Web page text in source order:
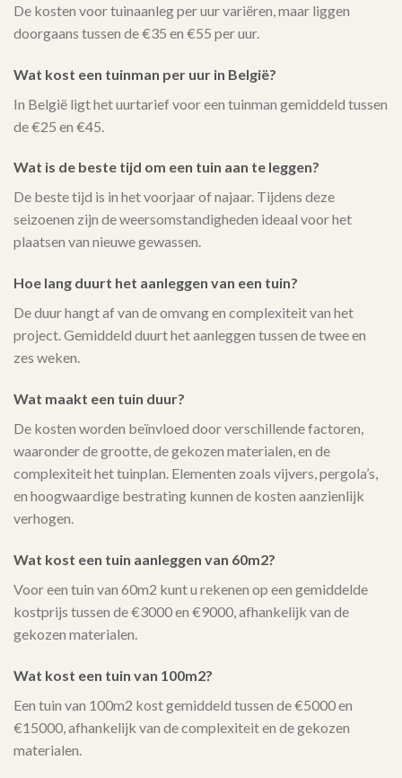
De kosten voor tuinaanleg per uur variëren, maar liggen
doorgaans tussen de €35 en €55 per uur.
Wat kost een tuinman per uur in België?
In België ligt het uurtarief voor een tuinman gemiddeld tussen
de €25 en €45.
Wat is de beste tijd om een tuin aan te leggen?
De beste tijd is in het voorjaar of najaar. Tijdens deze
seizoenen zijn de weersomstandigheden ideaal voor het
plaatsen van nieuwe gewassen.
Hoe lang duurt het aanleggen van een tuin?
De duur hangt af van de omvang en complexiteit van het
project. Gemiddeld duurt het aanleggen tussen de twee en
zes weken.
Wat maakt een tuin duur?
De kosten worden beïnvloed door verschillende factoren,
waaronder de grootte, de gekozen materialen, en de
complexiteit het tuinplan. Elementen zoals vijvers, pergola’s,
en hoogwaardige bestrating kunnen de kosten aanzienlijk
verhogen.
Wat kost een tuin aanleggen van 60m2?
Voor een tuin van 60m2 kunt u rekenen op een gemiddelde
kostprijs tussen de €3000 en €9000, afhankelijk van de
gekozen materialen.
Wat kost een tuin van 100m2?
Een tuin van 100m2 kost gemiddeld tussen de €5000 en
€15000, afhankelijk van de complexiteit en de gekozen
materialen.